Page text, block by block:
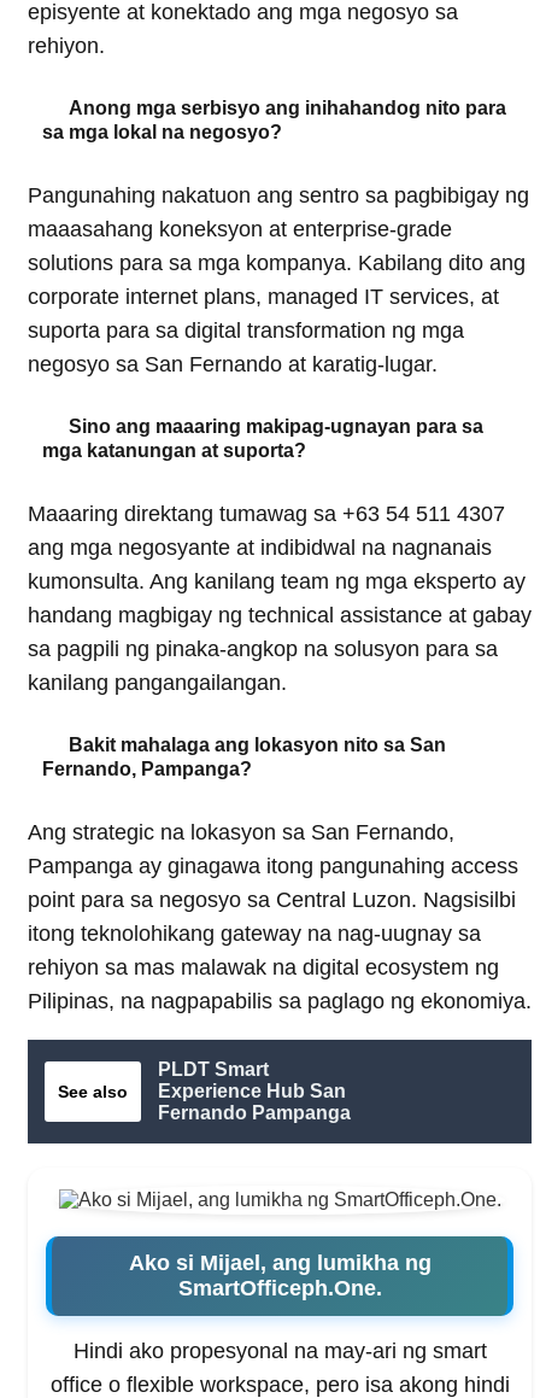
episyente at konektado ang mga negosyo sa
rehiyon.
Anong mga serbisyo ang inihahandog nito para
sa mga lokal na negosyo?
Pangunahing nakatuon ang sentro sa pagbibigay ng
maaasahang koneksyon at enterprise-grade
solutions para sa mga kompanya. Kabilang dito ang
corporate internet plans, managed IT services, at
suporta para sa digital transformation ng mga
negosyo sa San Fernando at karatig-lugar.
Sino ang maaaring makipag-ugnayan para sa
mga katanungan at suporta?
Maaaring direktang tumawag sa +63 54 511 4307
ang mga negosyante at indibidwal na nagnanais
kumonsulta. Ang kanilang team ng mga eksperto ay
handang magbigay ng technical assistance at gabay
sa pagpili ng pinaka-angkop na solusyon para sa
kanilang pangangailangan.
Bakit mahalaga ang lokasyon nito sa San
Fernando, Pampanga?
Ang strategic na lokasyon sa San Fernando,
Pampanga ay ginagawa itong pangunahing access
point para sa negosyo sa Central Luzon. Nagsisilbi
itong teknolohikang gateway na nag-uugnay sa
rehiyon sa mas malawak na digital ecosystem ng
Pilipinas, na nagpapabilis sa paglago ng ekonomiya.
See also
PLDT Smart
Experience Hub San
Fernando Pampanga
Ako si Mijael, ang lumikha ng
SmartOfficeph.One.
Hindi ako propesyonal na may-ari ng smart
office o flexible workspace, pero isa akong hindi